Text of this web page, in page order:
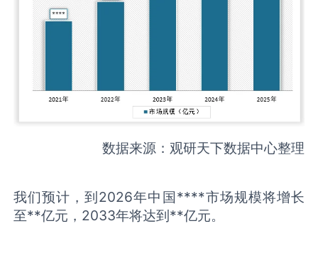
数据来源：观研天下数据中心整理
我们预计，到2026年中国****市场规模将增长
至**亿元，2033年将达到**亿元。